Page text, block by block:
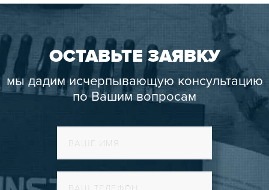
ОСТАВЬТЕ ЗАЯВКУ
мы дадим исчерпывающую консультацию
по Вашим вопросам